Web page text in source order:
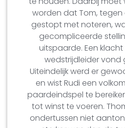
worden dat Tom, tegen
gestopt met noteren,
gecompliceerde
uitspaarde. Een
wedstrijdleider vond
Uiteindelijk werd er
en wist Rudi een
paardeindspel te
tot winst te voeren.
ondertussen niet